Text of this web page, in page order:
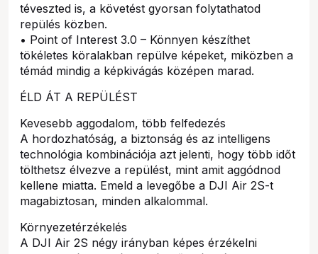
téveszted is, a követést gyorsan folytathatod
repülés közben.
• Point of Interest 3.0 – Könnyen készíthet
tökéletes köralakban repülve képeket, miközben a
témád mindig a képkivágás középen marad.
ÉLD ÁT A REPÜLÉST
Kevesebb aggodalom, több felfedezés
A hordozhatóság, a biztonság és az intelligens
technológia kombinációja azt jelenti, hogy több időt
tölthetsz élvezve a repülést, mint amit aggódnod
kellene miatta. Emeld a levegőbe a DJI Air 2S-t
magabiztosan, minden alkalommal.
Környezetérzékelés
A DJI Air 2S négy irányban képes érzékelni